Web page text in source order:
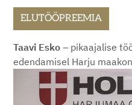
ELUTÖÖPREEMIA
Taavi Esko – pikaajalise
edendamisel Harju